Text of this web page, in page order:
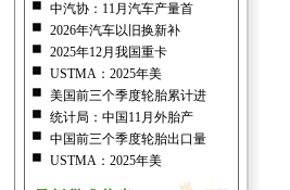
中汽协：11月汽车产量首
2026年汽车以旧换新补
2025年12月我国重卡
USTMA：2025年美
美国前三个季度轮胎累计进
统计局：中国11月外胎产
中国前三个季度轮胎出口量
USTMA：2025年美